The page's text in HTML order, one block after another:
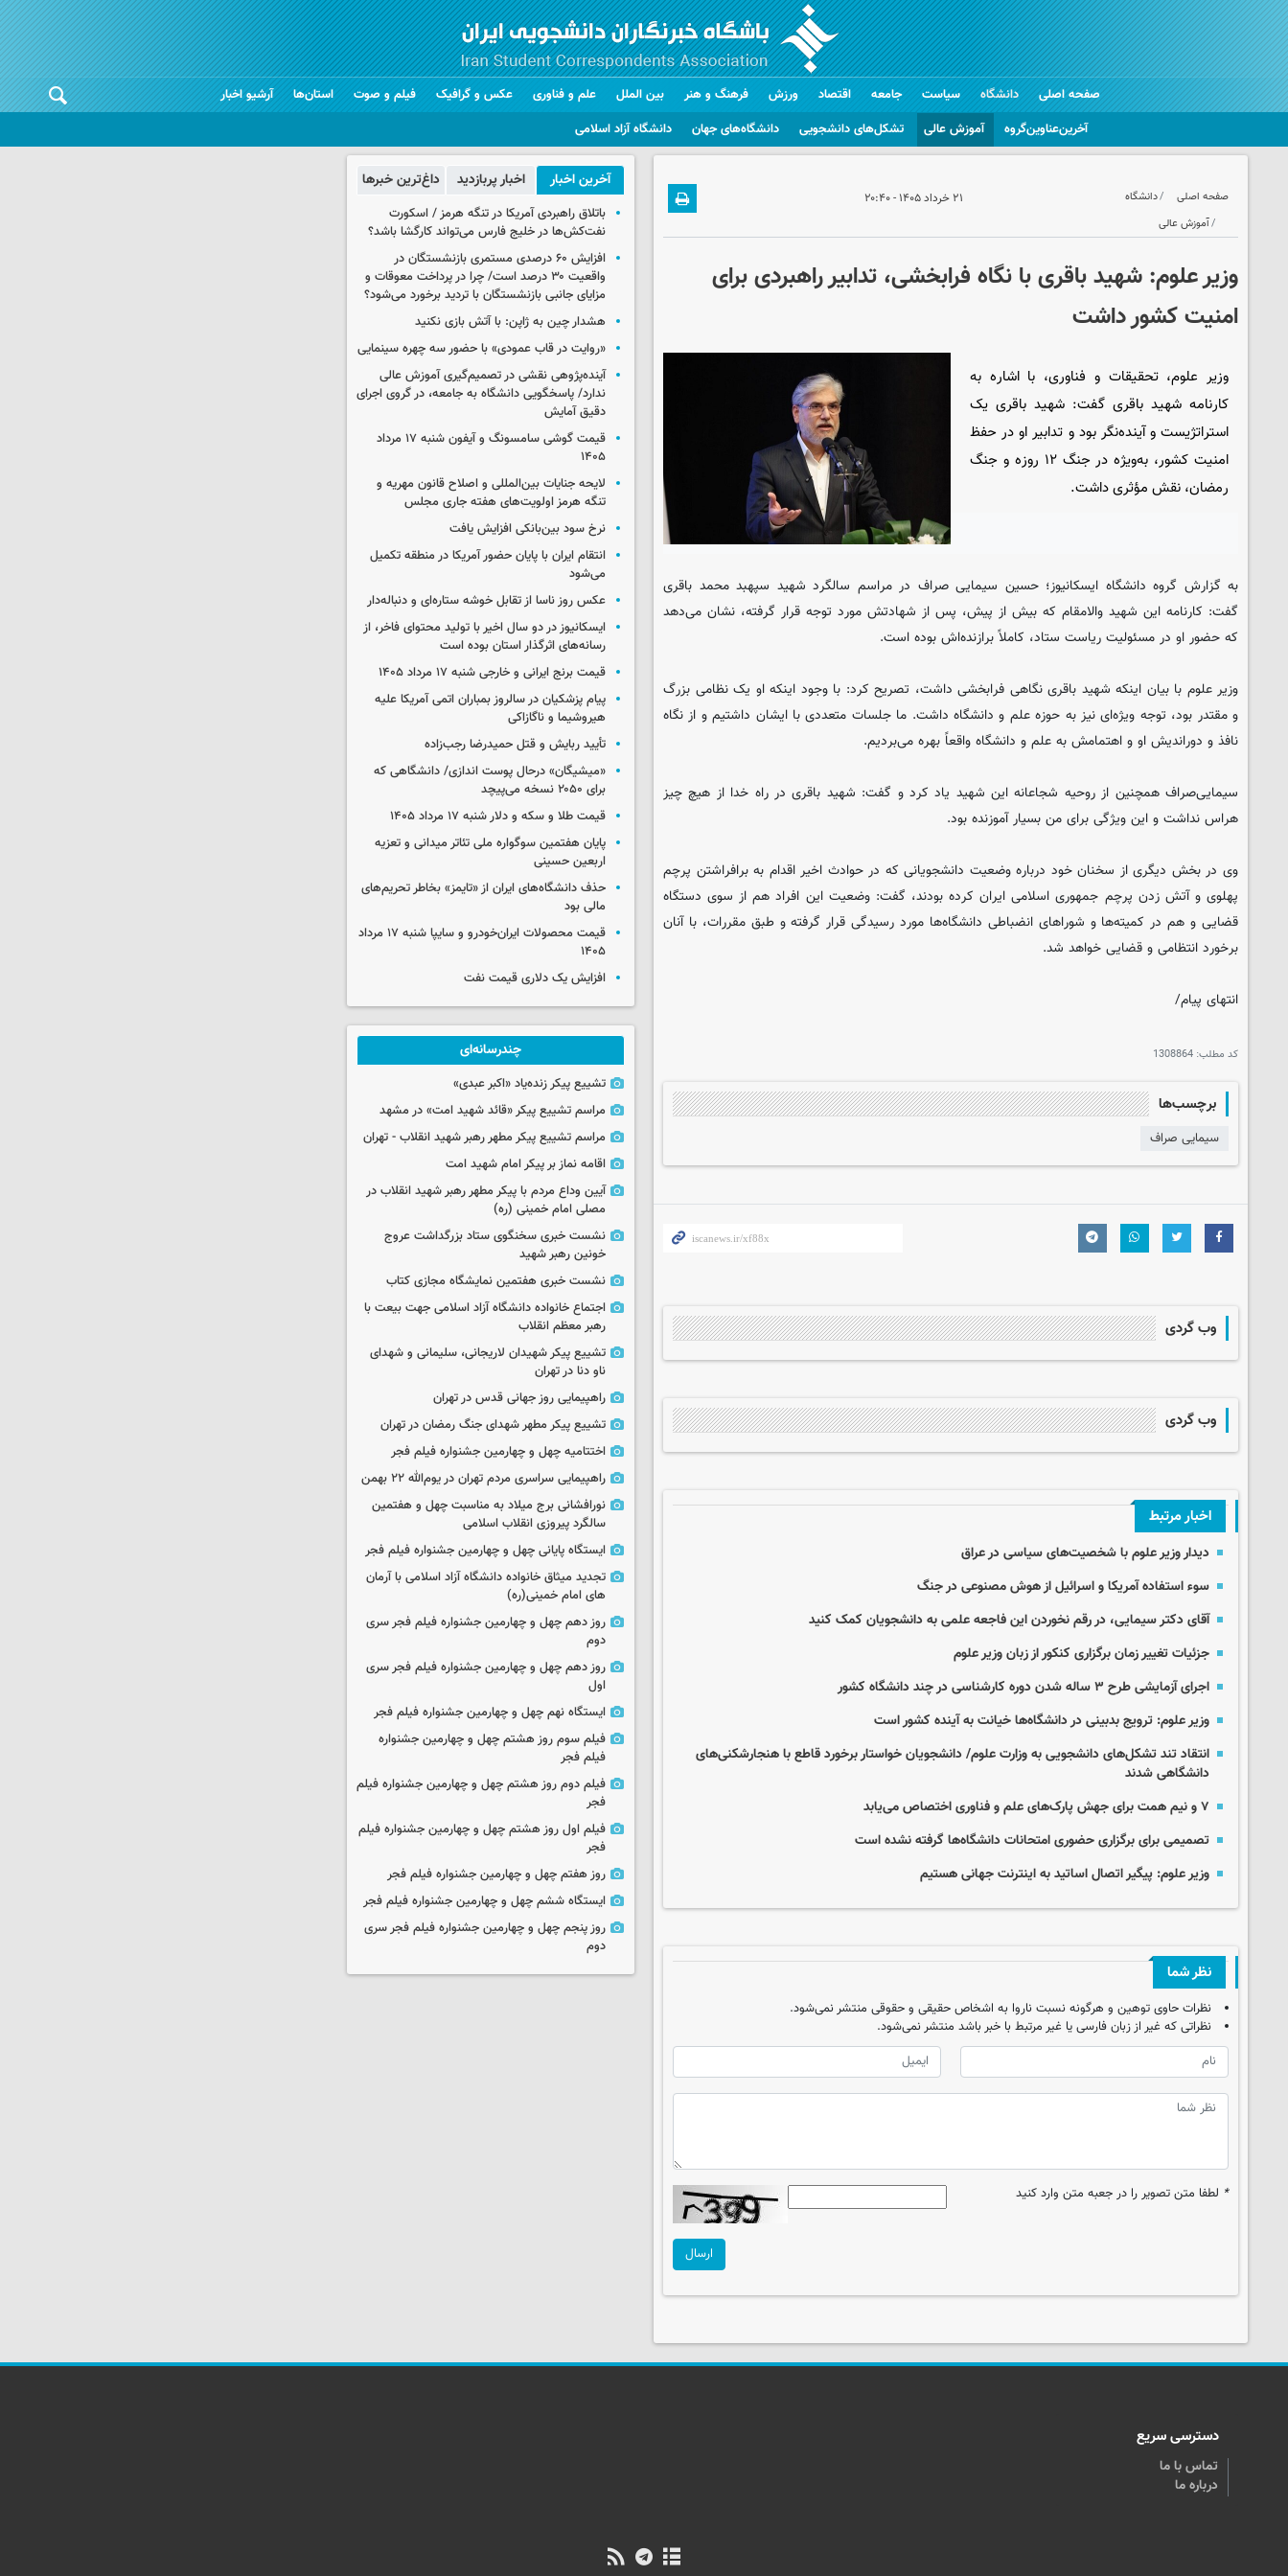
صفحه اصلی
دانشگاه
آخرین‌عناوین‌گروه
آموزش عالی تشکل‌های دانشجویی دانشگاه‌های جهان دانشگاه آزاد اسلامی
سیاست جامعه اقتصاد ورزش فرهنگ و هنر بین الملل علم و فناوری عکس و گرافیک فیلم و صوت استان‌ها آرشیو اخبار
صفحه اصلی
دانشگاه
آموزش عالی
۲۱ خرداد ۱۴۰۵ - ۲۰:۴۰
وزیر علوم: شهید باقری با نگاه فرابخشی، تدابیر راهبردی برای
امنیت کشور داشت
وزیر علوم، تحقیقات و فناوری، با اشاره به
کارنامه شهید باقری گفت: شهید باقری یک
استراتژیست و آینده‌نگر بود و تدابیر او در حفظ
امنیت کشور، به‌ویژه در جنگ ۱۲ روزه و جنگ
رمضان، نقش مؤثری داشت.
به گزارش گروه دانشگاه ایسکانیوز؛ حسین سیمایی صراف در مراسم سالگرد شهید سپهبد محمد باقری
گفت: کارنامه این شهید والامقام که بیش از پیش، پس از شهادتش مورد توجه قرار گرفته، نشان می‌دهد
که حضور او در مسئولیت ریاست ستاد، کاملاً برازنده‌اش بوده است.
وزیر علوم با بیان اینکه شهید باقری نگاهی فرابخشی داشت، تصریح کرد: با وجود اینکه او یک نظامی بزرگ
و مقتدر بود، توجه ویژه‌ای نیز به حوزه علم و دانشگاه داشت. ما جلسات متعددی با ایشان داشتیم و از نگاه
نافذ و دوراندیش او و اهتمامش به علم و دانشگاه واقعاً بهره می‌بردیم.
سیمایی‌صراف همچنین از روحیه شجاعانه این شهید یاد کرد و گفت: شهید باقری در راه خدا از هیچ چیز
هراس نداشت و این ویژگی برای من بسیار آموزنده بود.
وی در بخش دیگری از سخنان خود درباره وضعیت دانشجویانی که در حوادث اخیر اقدام به برافراشتن پرچم
پهلوی و آتش زدن پرچم جمهوری اسلامی ایران کرده بودند، گفت: وضعیت این افراد هم از سوی دستگاه
قضایی و هم در کمیته‌ها و شوراهای انضباطی دانشگاه‌ها مورد رسیدگی قرار گرفته‌ و طبق مقررات، با آنان
برخورد انتظامی و قضایی خواهد شد.
انتهای پیام/
کد مطلب: 1308864
برچسب‌ها
سیمایی صراف
وب گردی
وب گردی
اخبار مرتبط
دیدار وزیر علوم با شخصیت‌های سیاسی در عراق
سوء استفاده آمریکا و اسرائیل از هوش مصنوعی در جنگ
آقای دکتر سیمایی، در رقم نخوردن این فاجعه علمی به دانشجویان کمک کنید
جزئیات تغییر زمان برگزاری کنکور از زبان وزیر علوم
اجرای آزمایشی طرح ۳ ساله شدن دوره کارشناسی در چند دانشگاه کشور
وزیر علوم: ترویج بدبینی در دانشگاه‌ها خیانت به آینده کشور است
انتقاد تند تشکل‌های دانشجویی به وزارت علوم/ دانشجویان خواستار برخورد قاطع با هنجارشکنی‌های
دانشگاهی شدند
۷ و نیم همت برای جهش پارک‌های علم و فناوری اختصاص می‌یابد
تصمیمی برای برگزاری حضوری امتحانات دانشگاه‌ها گرفته نشده است
وزیر علوم: پیگیر اتصال اساتید به اینترنت جهانی هستیم
نظر شما
نظرات حاوی توهین و هرگونه نسبت ناروا به اشخاص حقیقی و حقوقی منتشر نمی‌شود.
نظراتی که غیر از زبان فارسی یا غیر مرتبط با خبر باشد منتشر نمی‌شود.
* لطفا متن تصویر را در جعبه متن وارد کنید
ارسال
آخرین اخبار اخبار پربازدید داغ‌ترین خبرها
باتلاق راهبردی آمریکا در تنگه هرمز / اسکورت
نفت‌کش‌ها در خلیج فارس می‌تواند کارگشا باشد؟
افزایش ۶۰ درصدی مستمری‌ بازنشستگان در
واقعیت ۳۰ درصد است/ چرا در پرداخت معوقات و
مزایای جانبی بازنشستگان با تردید برخورد می‌شود؟
هشدار چین به ژاپن: با آتش بازی نکنید
«روایت در قاب عمودی» با حضور سه چهره سینمایی
آینده‌پژوهی نقشی در تصمیم‌گیری آموزش عالی
ندارد/ پاسخگویی دانشگاه به جامعه، در گروی اجرای
دقیق آمایش
قیمت گوشی سامسونگ و آیفون شنبه ۱۷ مرداد
۱۴۰۵
لایحه جنایات بین‌المللی و اصلاح قانون مهریه و
تنگه هرمز اولویت‌های هفته جاری مجلس
نرخ سود بین‌بانکی افزایش یافت
انتقام ایران با پایان حضور آمریکا در منطقه تکمیل
می‌شود
عکس روز ناسا از تقابل خوشه ستاره‌ای و دنباله‌دار
ایسکانیوز در دو سال اخیر با تولید محتوای فاخر، از
رسانه‌های اثرگذار استان بوده است
قیمت برنج ایرانی و خارجی شنبه ۱۷ مرداد ۱۴۰۵
پیام پزشکیان در سالروز بمباران اتمی آمریکا علیه
هیروشیما و ناگازاکی
تأیید ربایش و قتل حمیدرضا رجب‌زاده
«میشیگان» درحال پوست اندازی/ دانشگاهی که
برای ۲۰۵۰ نسخه می‌پیچد
قیمت طلا و سکه و دلار شنبه ۱۷ مرداد ۱۴۰۵
پایان هفتمین سوگواره ملی تئاتر میدانی و تعزیه
اربعین حسینی
حذف دانشگاه‌های ایران از «تایمز» بخاطر تحریم‌های
مالی بود
قیمت محصولات ایران‌خودرو و سایپا شنبه ۱۷ مرداد
۱۴۰۵
افزایش یک دلاری قیمت نفت
چندرسانه‌ای
تشییع پیکر زنده‌یاد «اکبر عبدی»
مراسم تشییع پیکر «قائد شهید امت» در مشهد
مراسم تشییع پیکر مطهر رهبر شهید انقلاب - تهران
اقامه نماز بر پیکر امام شهید امت
آیین وداع مردم با پیکر مطهر رهبر شهید انقلاب در
مصلی امام خمینی (ره)
نشست خبری سخنگوی ستاد بزرگداشت عروج
خونین رهبر شهید
نشست خبری هفتمین نمایشگاه مجازی کتاب
اجتماع خانواده دانشگاه آزاد اسلامی جهت بیعت با
رهبر معظم انقلاب
تشییع پیکر شهیدان لاریجانی، سلیمانی و شهدای
ناو دنا در تهران
راهپیمایی روز جهانی قدس در تهران
تشییع پیکر مطهر شهدای جنگ رمضان در تهران
اختتامیه چهل و چهارمین جشنواره فیلم فجر
راهپیمایی سراسری مردم تهران در یوم‌الله ۲۲ بهمن
نورافشانی برج میلاد به مناسبت چهل‌ و هفتمین
سالگرد پیروزی انقلاب اسلامی
ایستگاه پایانی چهل و چهارمین جشنواره فیلم فجر
تجدید میثاق خانواده دانشگاه آزاد اسلامی با آرمان
های امام خمینی(ره)
روز دهم چهل و چهارمین جشنواره فیلم فجر سری
دوم
روز دهم چهل و چهارمین جشنواره فیلم فجر سری
اول
ایستگاه نهم چهل و چهارمین جشنواره فیلم فجر
فیلم سوم روز هشتم چهل و چهارمین جشنواره
فیلم فجر
فیلم دوم روز هشتم چهل و چهارمین جشنواره فیلم
فجر
فیلم اول روز هشتم چهل و چهارمین جشنواره فیلم
فجر
روز هفتم چهل و چهارمین جشنواره فیلم فجر
ایستگاه ششم چهل و چهارمین جشنواره فیلم فجر
روز پنجم چهل و چهارمین جشنواره فیلم فجر سری
دوم
دسترسی سریع
تماس با ما
درباره ما